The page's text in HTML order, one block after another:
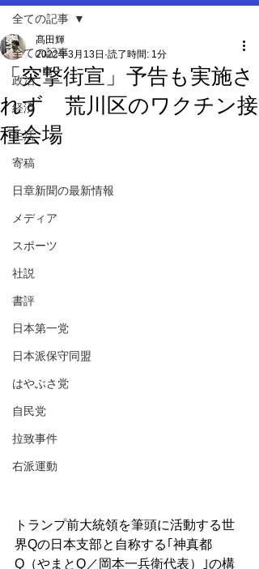
全ての記事
政治
経済
生活
寄稿
日章新聞の最新情報
メディア
スポーツ
社説
書評
日本第一党
日本派保守同盟
はやぶさ党
自民党
拉致事件
右派運動
全ての記事
「突撃街宣」予告も実施さ
れず 荒川区のワクチン接
種会場
髙田輝
2022年3月13日 読了時間: 1分
トランプ前大統領を筆頭に活動する世
界Qの日本支部と自称する｢神真都
Q（やまとQ／岡本一兵衛代表）｣の構